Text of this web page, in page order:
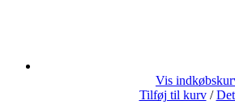
Vis
Tilføj til kurv /